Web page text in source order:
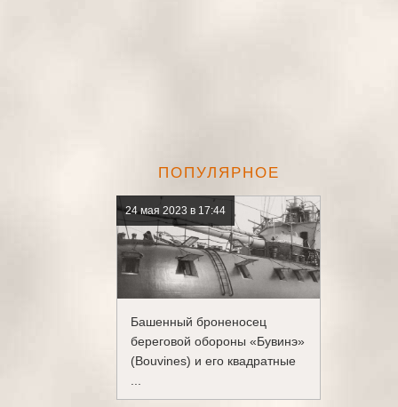
ПОПУЛЯРНОЕ
24 мая 2023 в 17:44
Башенный броненосец
береговой обороны «Бувинэ»
(Bouvines) и его квадратные